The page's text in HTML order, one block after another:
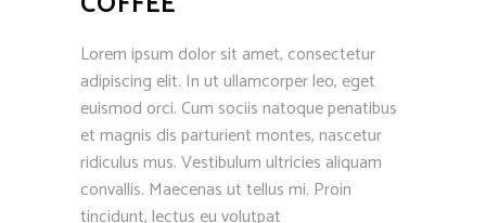
Lorem ipsum dolor sit amet, consectetur
adipiscing elit. In ut ullamcorper leo, eget
euismod orci. Cum sociis natoque penatibus
et magnis dis parturient montes, nascetur
ridiculus mus. Vestibulum ultricies aliquam
convallis. Maecenas ut tellus mi. Proin
tincidunt, lectus eu volutpat